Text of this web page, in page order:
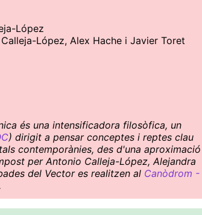
López
López, Alex Hache i Javier Toret
és una intensificadora filosòfica, un
) dirigit a pensar conceptes i reptes clau
contemporànies, des d'una aproximació
per Antonio Calleja-López, Alejandra
del Vector es realitzen al Canòdrom -